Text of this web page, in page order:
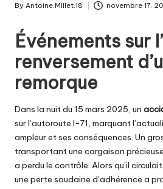
Posted
By Antoine.Millet.18 novembre 17,
Événements sur
renversement
remorque
Dans la nuit du 15 mars 2025, un
sur l’autoroute I-71, marquant
ampleur et ses conséquences. Un
transportant une cargaison
a perdu le contrôle. Alors qu’il
une perte soudaine d’adhérence a